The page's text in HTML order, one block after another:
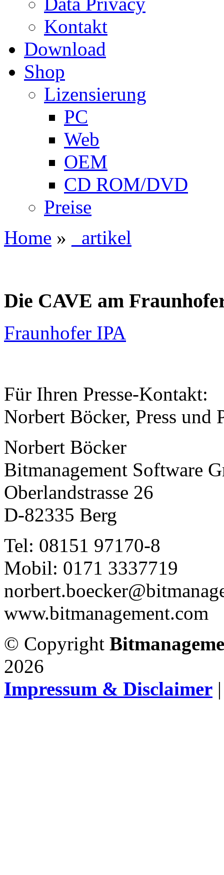
Kontakt
Download
Shop
Lizensierung
PC
Web
OEM
CD ROM/DVD
Preise
Home » _artikel
Die CAVE am
Fraunhofer IPA
Für Ihren Presse-Kontakt:
Norbert Böcker, Press und
Norbert Böcker
Bitmanagement Software
Oberlandstrasse 26
D-82335 Berg
Tel: 08151 97170-8
Mobil: 0171 3337719
www.bitmanagement.com
© Copyright
2026
Impressum & Disclaimer